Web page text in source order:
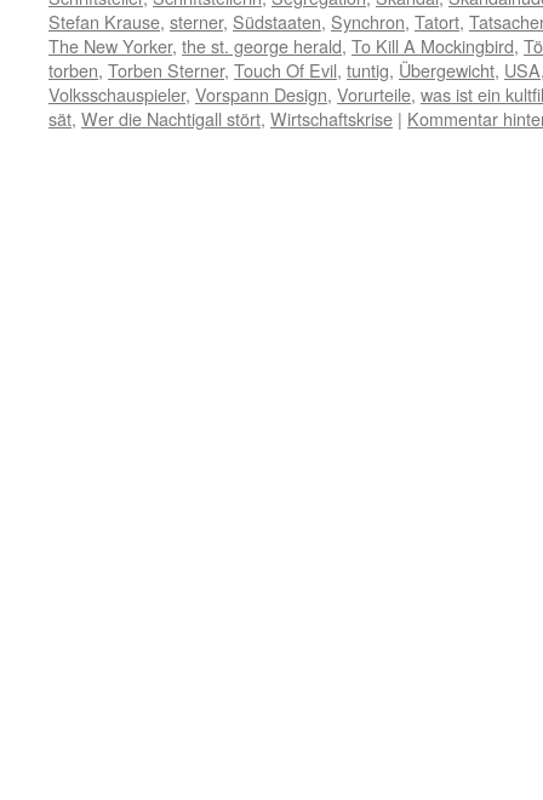
Stefan Krause, sterner, Südstaaten, Synchron, Tatort,
The New Yorker, the st. george herald, To Kill A Mockingbird,
torben, Torben Sterner, Touch Of Evil, tuntig, Übergewicht, USA
Volksschauspieler, Vorspann Design, Vorurteile, was ist ein
sät, Wer die Nachtigall stört, Wirtschaftskrise | Kommentar